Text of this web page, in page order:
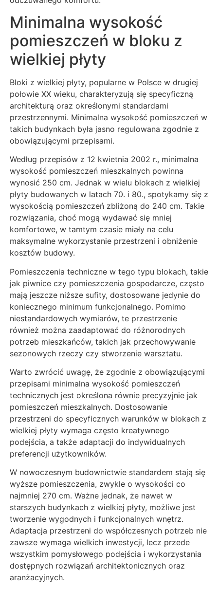
Minimalna wysokość
pomieszczeń w bloku z
wielkiej płyty
Bloki z wielkiej płyty, popularne w Polsce w drugiej
połowie XX wieku, charakteryzują się specyficzną
architekturą oraz określonymi standardami
przestrzennymi. Minimalna wysokość pomieszczeń w
takich budynkach była jasno regulowana zgodnie z
obowiązującymi przepisami.
Według przepisów z 12 kwietnia 2002 r., minimalna
wysokość pomieszczeń mieszkalnych powinna
wynosić 250 cm. Jednak w wielu blokach z wielkiej
płyty budowanych w latach 70. i 80., spotykamy się z
wysokością pomieszczeń zbliżoną do 240 cm. Takie
rozwiązania, choć mogą wydawać się mniej
komfortowe, w tamtym czasie miały na celu
maksymalne wykorzystanie przestrzeni i obniżenie
kosztów budowy.
Pomieszczenia techniczne w tego typu blokach, takie
jak piwnice czy pomieszczenia gospodarcze, często
mają jeszcze niższe sufity, dostosowane jedynie do
koniecznego minimum funkcjonalnego. Pomimo
niestandardowych wymiarów, te przestrzenie
również można zaadaptować do różnorodnych
potrzeb mieszkańców, takich jak przechowywanie
sezonowych rzeczy czy stworzenie warsztatu.
Warto zwrócić uwagę, że zgodnie z obowiązującymi
przepisami minimalna wysokość pomieszczeń
technicznych jest określona równie precyzyjnie jak
pomieszczeń mieszkalnych. Dostosowanie
przestrzeni do specyficznych warunków w blokach z
wielkiej płyty wymaga często kreatywnego
podejścia, a także adaptacji do indywidualnych
preferencji użytkowników.
W nowoczesnym budownictwie standardem stają się
wyższe pomieszczenia, zwykle o wysokości co
najmniej 270 cm. Ważne jednak, że nawet w
starszych budynkach z wielkiej płyty, możliwe jest
tworzenie wygodnych i funkcjonalnych wnętrz.
Adaptacja przestrzeni do współczesnych potrzeb nie
zawsze wymaga wielkich inwestycji, lecz przede
wszystkim pomysłowego podejścia i wykorzystania
dostępnych rozwiązań architektonicznych oraz
aranżacyjnych.